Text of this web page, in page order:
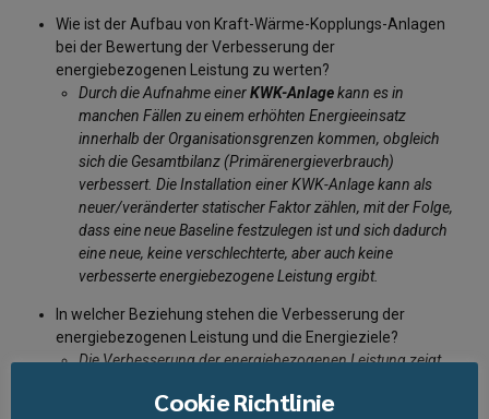
Wie ist der Aufbau von Kraft-Wärme-Kopplungs-Anlagen
bei der Bewertung der Verbesserung der
energiebezogenen Leistung zu werten?
Durch die Aufnahme einerKWK-Anlagekann es in
manchen Fällen zu einem erhöhten Energieeinsatz
innerhalb der Organisationsgrenzen kommen, obgleich
sich die Gesamtbilanz (Primärenergieverbrauch)
verbessert. Die Installation einer KWK-Anlage kann als
neuer/veränderter statischer Faktor zählen, mit der Folge,
dass eine neue Baseline festzulegen ist und sich dadurch
eine neue, keine verschlechterte, aber auch keine
verbesserte energiebezogene Leistung ergibt.
In welcher Beziehung stehen die Verbesserung der
energiebezogenen Leistung und die Energieziele?
Die Verbesserung der energiebezogenen Leistung zeigt
Referenzperiode. Aus demVergleich der aktuellen EnPI-
Cookie Richtlinie